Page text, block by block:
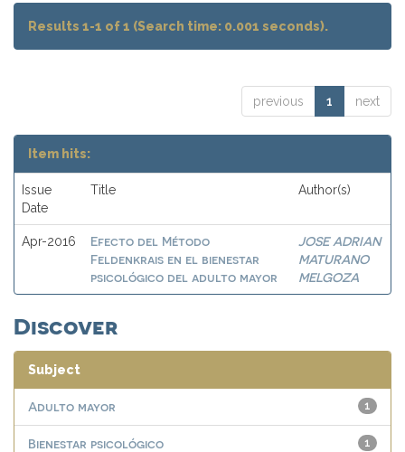
Results 1-1 of 1 (Search time: 0.001 seconds).
previous 1 next
Item hits:
Issue
Date
Title Author(s)
Apr-2016
Efecto del Método
Feldenkrais en el bienestar
psicológico del adulto mayor
JOSE ADRIAN
MATURANO
MELGOZA
Discover
Subject
1
Adulto mayor
1
Bienestar psicológico